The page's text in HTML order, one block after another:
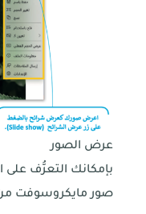
عرض الصور
بإمكانك التعرُّف على
صور مايكروسوفت من